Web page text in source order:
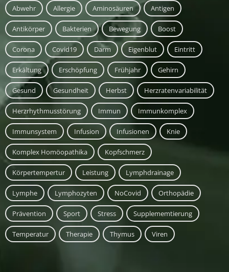
Abwehr Allergie Aminosäuren Antigen
Antikörper Bakterien Bewegung Boost
Corona Covid19 Darm Eigenblut Eintritt
Erkältung Erschöpfung Frühjahr Gehirn
Gesund Gesundheit Herbst Herzratenvariabilität
Herzrhythmusstörung Immun Immunkomplex
Immunsystem Infusion Infusionen Knie
Komplex Homöopathika Kopfschmerz
Körpertempertur Leistung Lymphdrainage
Lymphe Lymphozyten NoCovid Orthopädie
Prävention Sport Stress Supplememtierung
Temperatur Therapie Thymus Viren